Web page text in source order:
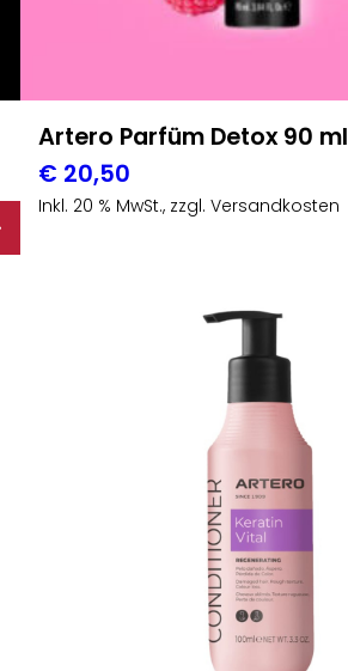
Artero Parfüm Detox 90 ml
€ 20,50
Inkl. 20 % MwSt., zzgl. Versandkosten